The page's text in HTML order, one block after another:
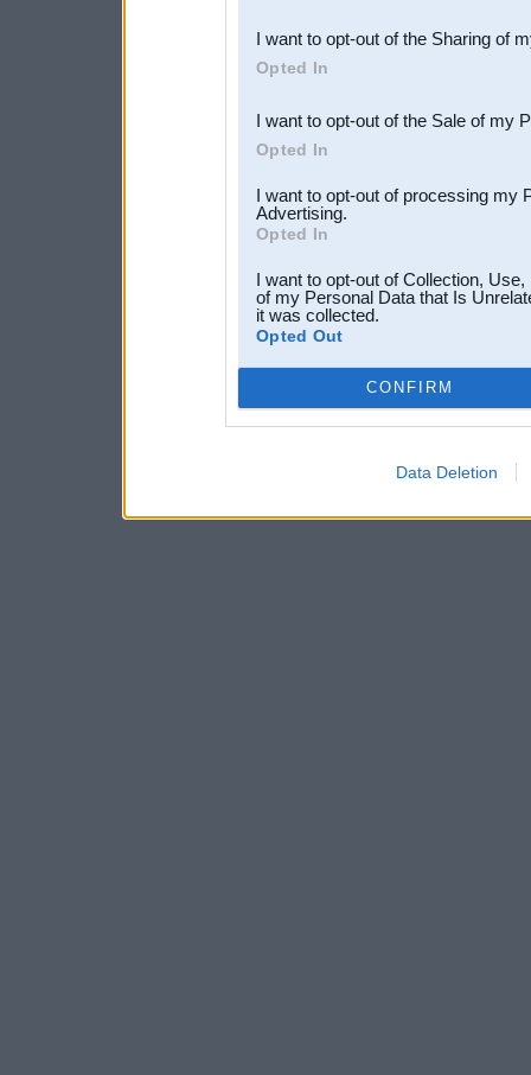
Downstream Participants
third parties.
I want to opt-out of the Sharing of
Opted In
I want to opt-out of the Sale of my
Opted In
I want to opt-out of processing my
Advertising.
Opted In
I want to opt-out of Collection,
of my Personal Data that Is
it was collected.
Opted Out
CONFIRM
Data Deletion